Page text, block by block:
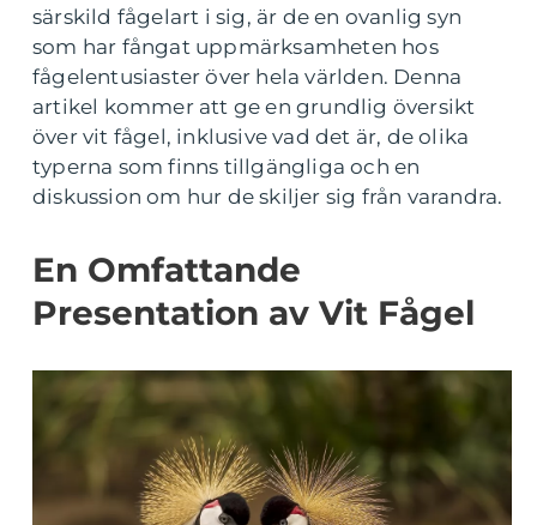
särskild fågelart i sig, är de en ovanlig syn
som har fångat uppmärksamheten hos
fågelentusiaster över hela världen. Denna
artikel kommer att ge en grundlig översikt
över vit fågel, inklusive vad det är, de olika
typerna som finns tillgängliga och en
diskussion om hur de skiljer sig från varandra.
En Omfattande
Presentation av Vit Fågel